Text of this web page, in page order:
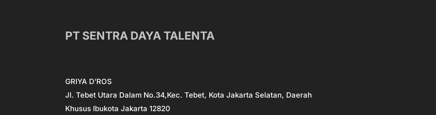
PT SENTRA DAYA TALENTA
GRIYA D’ROS
Jl. Tebet Utara Dalam No.34,Kec. Tebet, Kota Jakarta Selatan, Daerah
Khusus Ibukota Jakarta 12820